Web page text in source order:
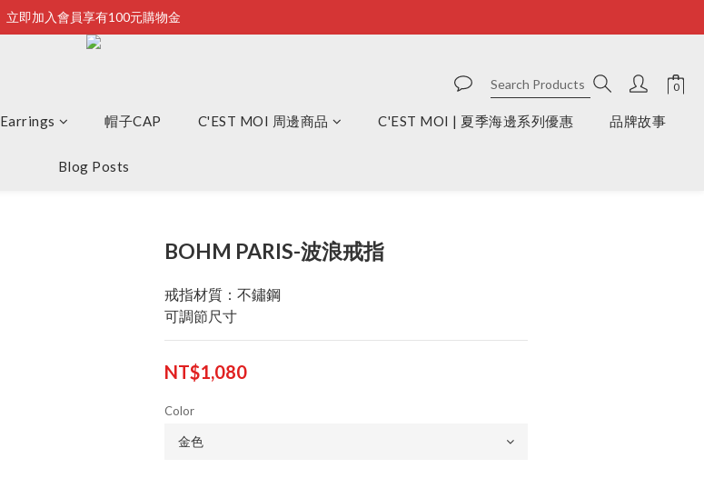
Bonjour~
立即加入會員享有100元購物金
全店滿2500即享免運
Earrings 帽子CAP C'EST MOI 周邊商品 C'EST MOI | 夏季海邊系列優惠 品牌故事
Blog Posts
BOHM PARIS-波浪戒指
戒指材質：不鏽鋼
可調節尺寸
NT$1,080
Color